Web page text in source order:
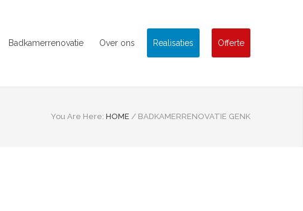
Badkamerrenovatie Over ons Realisaties Offerte
You Are Here: HOME / BADKAMERRENOVATIE GENK